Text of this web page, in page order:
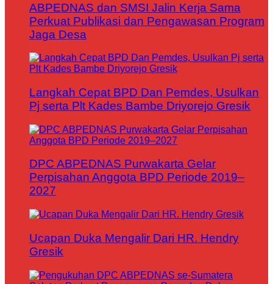
ABPEDNAS dan SMSI Jalin Kerja Sama
Perkuat Publikasi dan Pengawasan Program
Jaga Desa
Langkah Cepat BPD Dan Pemdes, Usulkan
Pj serta Plt Kades Bambe Driyorejo Gresik
DPC ABPEDNAS Purwakarta Gelar
Perpisahan Anggota BPD Periode 2019–
2027
Ucapan Duka Mengalir Dari HR. Hendry
Gresik